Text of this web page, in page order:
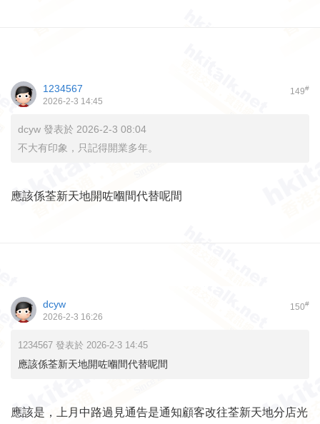
149#
1234567
2026-2-3 14:45
dcyw 發表於 2026-2-3 08:04
不大有印象，只記得開業多年。
應該係荃新天地開咗嗰間代替呢間
150#
dcyw
2026-2-3 16:26
1234567 發表於 2026-2-3 14:45
應該係荃新天地開咗嗰間代替呢間
應該是，上月中路過見通告是通知顧客改往荃新天地分店光